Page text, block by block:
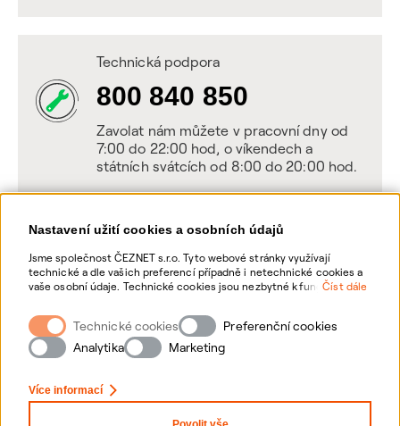
Nastavení užití cookies a osobních údajů
Jsme společnost ČEZNET s.r.o. Tyto webové stránky využívají
technické a dle vašich preferencí případně i netechnické cookies a
vaše osobní údaje. Technické cookies jsou nezbytné k fungování
webové stránky vašim preferencím, k personalizaci reklam a
analytice. Pro sběr a zpracování netechnických cookies a vašich
osobních údajů, nám můžete udělit souhlas. Bližší informace o
vašich právech, zpracování osobních údajů, včetně možnosti
Číst dále
Technické cookies
Preferenční cookies
Analytika
Marketing
Více informací
Technická podpora
800 840 850
Zavolat nám můžete v pracovní dny od
7:00 do 22:00 hod, o víkendech a
státních svátcích od 8:00 do 20:00 hod.
Napište nám
POSLAT VZKAZ
Zanechte nám vzkaz online, my se vám
ozveme zpět